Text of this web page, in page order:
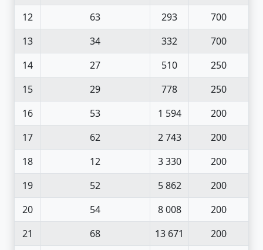
12
63 293
700
13
34 332
700
14
27 510
250
15
29 778
250
16
53 1 594
200
17
62 2 743
200
18
12 3 330
200
19
52 5 862
200
20
54 8 008
200
21
68 13 671
200